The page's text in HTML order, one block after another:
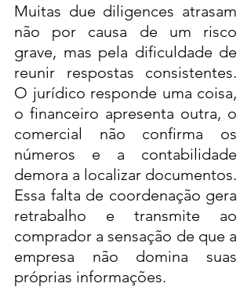
Muitas due diligences atrasam
não por causa de um risco
grave, mas pela dificuldade de
reunir respostas consistentes.
O jurídico responde uma coisa,
o financeiro apresenta outra, o
comercial não confirma os
números e a contabilidade
demora a localizar documentos.
Essa falta de coordenação gera
retrabalho e transmite ao
comprador a sensação de que a
empresa não domina suas
próprias informações.